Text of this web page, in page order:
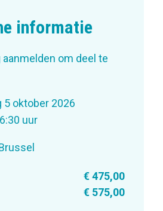
informatie
om deel te
5 oktober 2026
uur
€ 475,00
€ 575,00